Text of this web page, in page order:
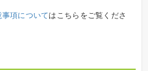
項についてはこちらをご覧くださ